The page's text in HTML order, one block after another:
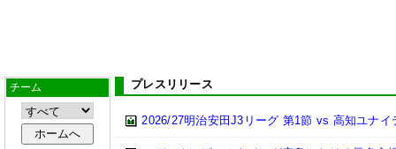
チーム プレスリリース
2026/27明治安田J3リーグ 第1節 vs 高知ユナイ